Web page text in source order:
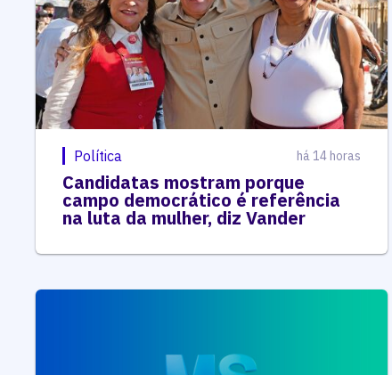
Política há 14 horas
Candidatas mostram porque
campo democrático é referência
na luta da mulher, diz Vander